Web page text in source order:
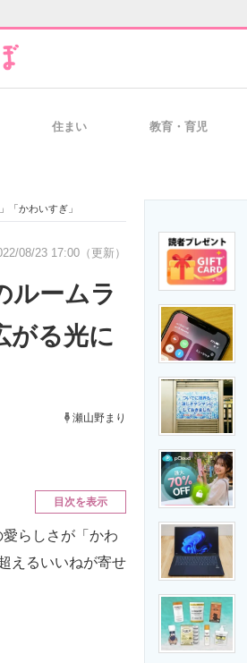
経営リーダーのコミュニティ
例 製造業のIT導入・活用を支援
エネルギーの専門メディア
住まい 教育・育児
「かわいすぎ」
08/23 17:00（更新）
ルームラ
る光に
瀬山野まり
目次を表示
らしさが「かわ
えるいいねが寄せ